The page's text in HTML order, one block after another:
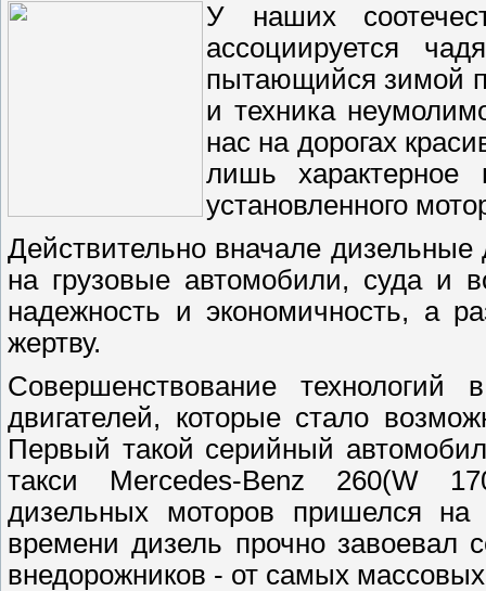
У наших
ассоциируется
пытающийся зимой
и техника
нас на дорогах
лишь характерное
установленного
Действительно вначале дизельные
на грузовые автомобили, суда и
надежность и экономичность, а
жертву.
Совершенствование
двигателей, которые стало
Первый такой серийный
такси Mercedes-Benz 260(W
дизельных моторов пришелся
времени дизель прочно завоевал
внедорожников - от самых массовых